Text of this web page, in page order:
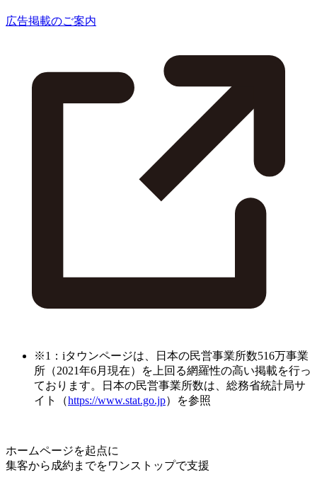
広告掲載のご案内
※1：iタウンページは、日本の民営事業所数516万事業
所（2021年6月現在）を上回る網羅性の高い掲載を行っ
ております。日本の民営事業所数は、総務省統計局サ
イト（https://www.stat.go.jp）を参照
ホームページを起点に
集客から成約までをワンストップで支援